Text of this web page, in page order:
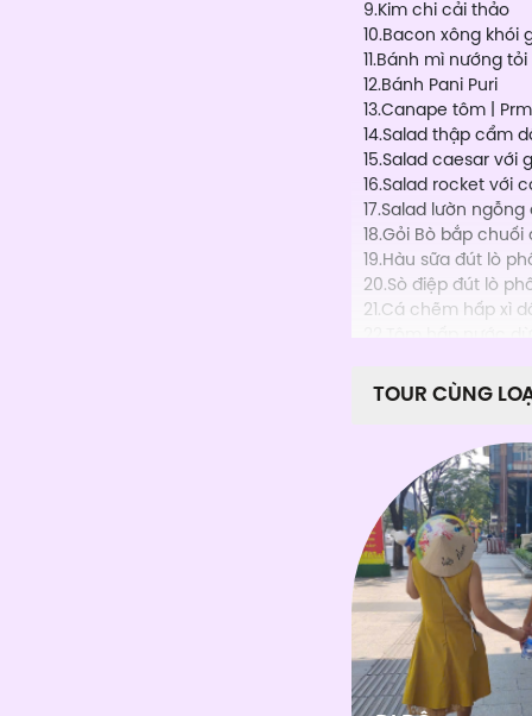
9.Kim chi cải thảo
10.Bacon xông khói
11.Bánh mì nướng
12.Bánh Pani Puri
13.Canape tôm |
14.Salad thập cẩm
15.Salad caesar với
16.Salad rocket với
17.Salad lườn
18.Gỏi Bò bắp
19.Hàu sữa đút lò
20.Sò điệp đút lò
21.Cá chẽm hấp xì
24.Mực hấp hành
25.Nghêu hấp sả
27.Chả giò kiểu
28.Chạo tôm quấn
29.Chả cá thì là |
30.Đậu Hũ phô mai
31.Khoai tây chiên |
32.Xôi chiên | Fried
33.Cánh Gà nướng
34.Gà nướng muối
35.Gà chiên sốt bơ
36.Xúc xích Đức
37.Miến xào hải sản
TOUR CÙNG